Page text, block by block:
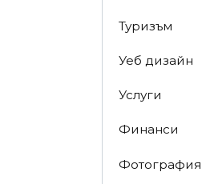
Туризъм
Уеб дизайн
Услуги
Финанси
Фотография